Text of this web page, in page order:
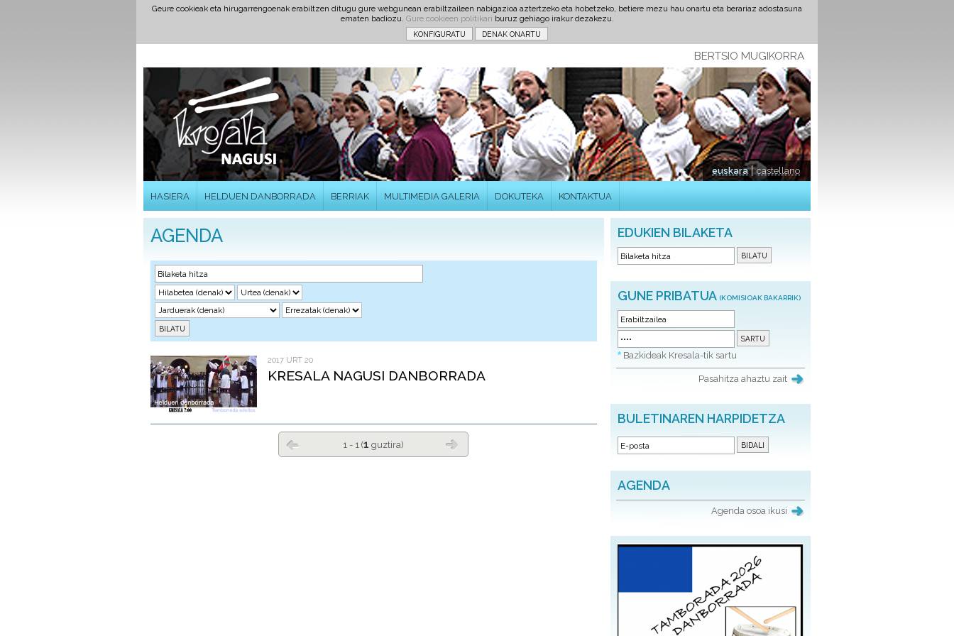
Geure cookieak eta hirugarrengoenak erabiltzen ditugu gure webgunean erabiltzaileen nabigazioa aztertzeko eta hobetzeko, betiere mezu hau onartu eta berariaz adostasuna
ematen badiozu. Gure cookieen politikari buruz gehiago irakur dezakezu.
BERTSIO MUGIKORRA
euskara castellano
HASIERA HELDUEN DANBORRADA BERRIAK MULTIMEDIA GALERIA DOKUTEKA KONTAKTUA
EDUKIEN BILAKETA
GUNE PRIBATUA (KOMISIOAK BAKARRIK)
* Bazkideak Kresala-tik sartu
Pasahitza ahaztu zait
BULETINAREN HARPIDETZA
AGENDA
Agenda osoa ikusi
AGENDA
2017 URT 20
KRESALA NAGUSI DANBORRADA
1 - 1 (1 guztira)